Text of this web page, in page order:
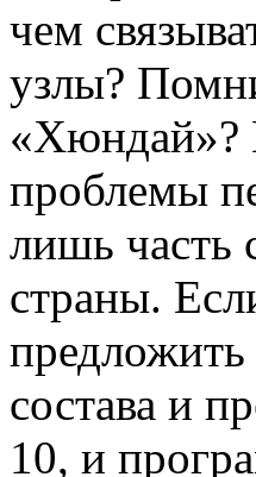
чем
узлы?
«Хюндай»?
проблемы
лишь часть
страны.
состава и
10, и